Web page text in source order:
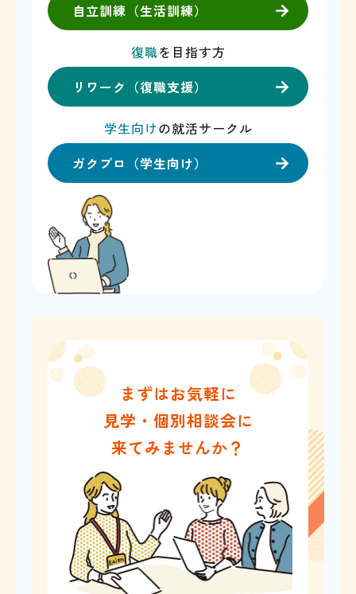
自立訓練（生活訓練）
復職を目指す方
リワーク（復職支援）
学生向けの就活サークル
ガクプロ（学生向け）
まずはお気軽に
見学・個別相談会に
来てみませんか？